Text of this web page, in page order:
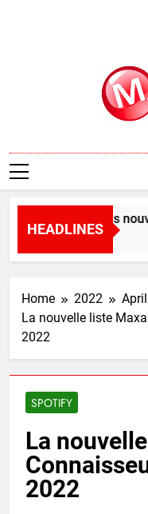
HEADLINES
L’aperçu des
22 Hours Ago
Home 2022 April
La nouvelle liste
2022
SPOTIFY
La
2022